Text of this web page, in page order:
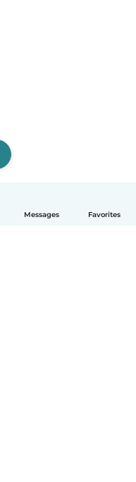
Messages Favorites